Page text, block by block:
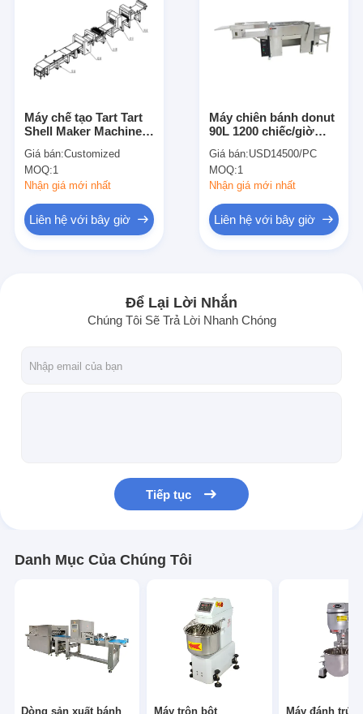
Chuyến tham quan nhà máy
Các trường hợp
Máy trộn bột
Máy đánh trứng công nghiệp
Máy chế tạo Tart Tart
Shell Maker Machine
Giá bán:Customized
MOQ:1
Nhận giá mới nhất
Liên hệ với bây giờ
Máy chiên bánh donut
90L 1200 chiếc/giờ
thương mại
Giá bán:USD14500/PC
MOQ:1
Nhận giá mới nhất
Liên hệ với bây giờ
Để Lại Lời Nhắn
Chúng Tôi Sẽ Trả Lời Nhanh Chóng
Tiếp tục
Danh Mục Của Chúng Tôi
Dòng sản xuất bánh Máy trộn bột Máy đánh